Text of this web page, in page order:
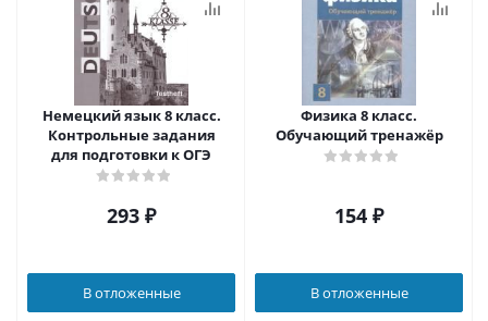
Немецкий язык 8 класс.
Контрольные задания
для подготовки к ОГЭ
293 ₽
В отложенные
Физика 8 класс.
Обучающий тренажёр
154 ₽
В отложенные